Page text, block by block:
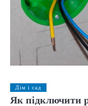
Дім і сад
Як підключити